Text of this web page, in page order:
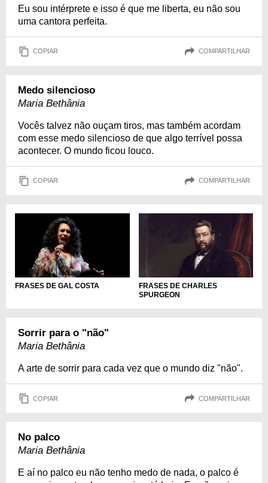
Eu sou intérprete e isso é que me liberta, eu não sou
uma cantora perfeita.
COPIAR COMPARTILHAR
Medo silencioso
Maria Bethânia
Vocês talvez não ouçam tiros, mas também acordam
com esse medo silencioso de que algo terrível possa
acontecer. O mundo ficou louco.
COPIAR COMPARTILHAR
FRASES DE GAL COSTA
FRASES DE CHARLES
SPURGEON
Sorrir para o "não"
Maria Bethânia
A arte de sorrir para cada vez que o mundo diz "não".
COPIAR COMPARTILHAR
No palco
Maria Bethânia
E aí no palco eu não tenho medo de nada, o palco é